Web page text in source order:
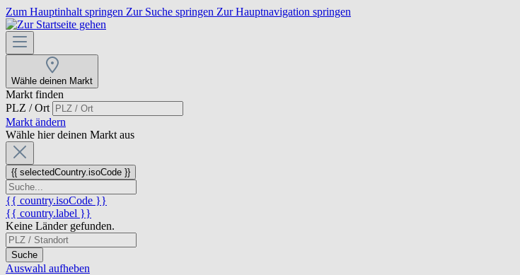
Zum Hauptinhalt springen Zur Suche springen Zur Hauptnavigation springen
Wähle deinen Markt
Markt finden
PLZ / Ort
Markt ändern
Wähle hier deinen Markt aus
{{ selectedCountry.isoCode }}
{{ country.isoCode }}
{{ country.label }}
Keine Länder gefunden.
Suche
Auswahl aufheben